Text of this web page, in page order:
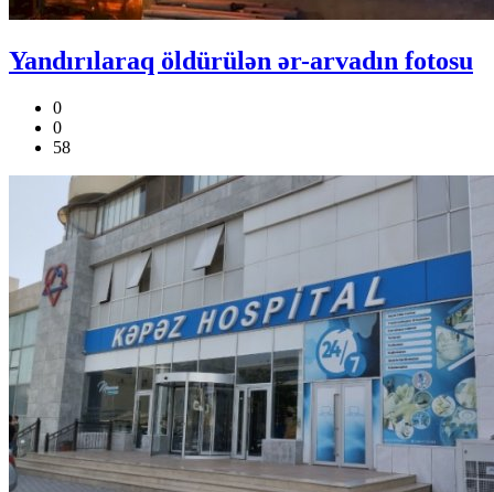
Yandırılaraq öldürülən ər-arvadın fotosu
0
0
58